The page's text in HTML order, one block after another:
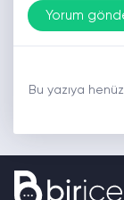
Bu yazıya